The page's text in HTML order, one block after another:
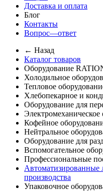
Доставка и оплата
Блог
Контакты
Вопрос—ответ
← Назад
Каталог товаров
Оборудование
Холодильное
Тепловое
Хлебопекарное и
Оборудование для
Электромеханическое
Кофейное
Нейтральное
Оборудование для
Вспомогательное
Профессиональные
производства
Упаковочное